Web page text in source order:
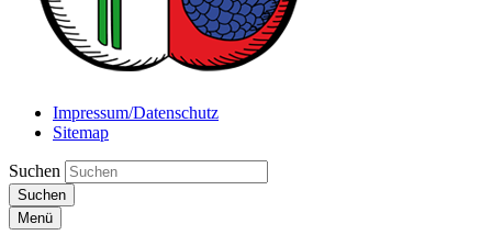
Impressum/Datenschutz
Sitemap
Suchen
Suchen
Menü